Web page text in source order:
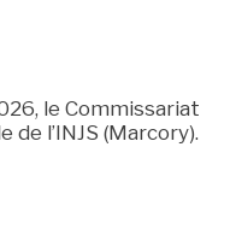
le Commissariat
l’INJS (Marcory).